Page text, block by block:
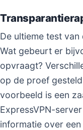
De ultieme test
Wat gebeurt er
opvraagt?
op de proef
voorbeeld is een
ExpressVPN-
informatie over